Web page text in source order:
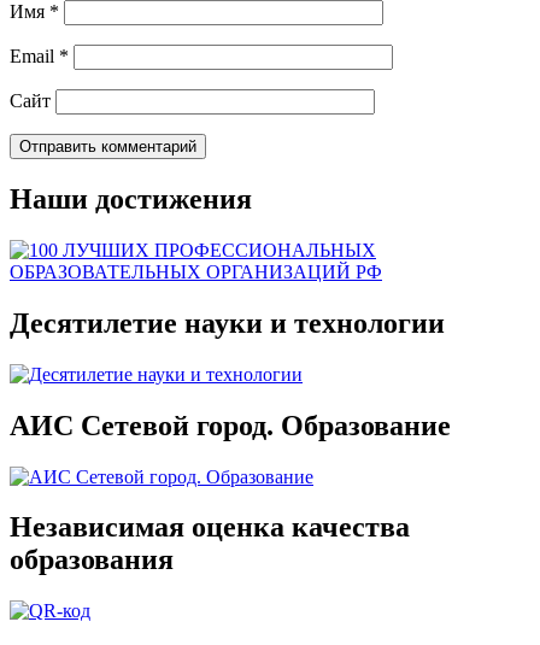
Имя *
Email *
Сайт
Наши достижения
Десятилетие науки и технологии
АИС Сетевой город. Образование
Независимая оценка качества
образования